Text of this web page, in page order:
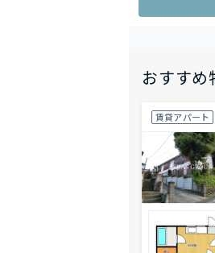
おすすめ
賃貸アパート